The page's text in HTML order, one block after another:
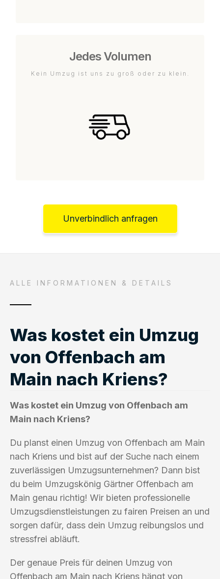
Jedes Volumen
Kein Umzug ist uns zu groß oder zu klein.
Unverbindlich anfragen
ALLE INFORMATIONEN & DETAILS
Was kostet ein Umzug
von Offenbach am
Main nach Kriens?
Was kostet ein Umzug von Offenbach am
Main nach Kriens?
Du planst einen Umzug von Offenbach am Main
nach Kriens und bist auf der Suche nach einem
zuverlässigen Umzugsunternehmen? Dann bist
du beim Umzugskönig Gärtner Offenbach am
Main genau richtig! Wir bieten professionelle
Umzugsdienstleistungen zu fairen Preisen an und
sorgen dafür, dass dein Umzug reibungslos und
stressfrei abläuft.
Der genaue Preis für deinen Umzug von
Offenbach am Main nach Kriens hängt von